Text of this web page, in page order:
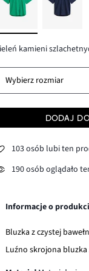
kamieni
Wybierz rozmiar
DODAJ
103 osób lubi ten
190 osób oglądało
Informacje o
Bluzka z czystej
Luźno skrojona